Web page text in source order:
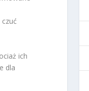
ich
dla